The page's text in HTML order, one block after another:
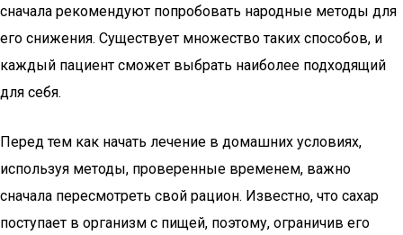
сначала рекомендуют попробовать народные методы для
его снижения. Существует множество таких способов, и
каждый пациент сможет выбрать наиболее подходящий
для себя.
Перед тем как начать лечение в домашних условиях,
используя методы, проверенные временем, важно
сначала пересмотреть свой рацион. Известно, что сахар
поступает в организм с пищей, поэтому, ограничив его